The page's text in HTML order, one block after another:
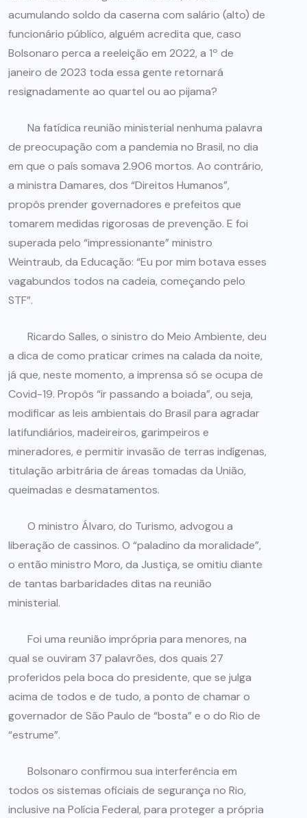
acumulando soldo da caserna com salário (alto) de
funcionário público, alguém acredita que, caso
Bolsonaro perca a reeleição em 2022, a 1º de
janeiro de 2023 toda essa gente retornará
resignadamente ao quartel ou ao pijama?
Na fatídica reunião ministerial nenhuma palavra
de preocupação com a pandemia no Brasil, no dia
em que o país somava 2.906 mortos. Ao contrário,
a ministra Damares, dos “Direitos Humanos”,
propôs prender governadores e prefeitos que
tomarem medidas rigorosas de prevenção. E foi
superada pelo “impressionante” ministro
Weintraub, da Educação: “Eu por mim botava esses
vagabundos todos na cadeia, começando pelo
STF”.
Ricardo Salles, o sinistro do Meio Ambiente, deu
a dica de como praticar crimes na calada da noite,
já que, neste momento, a imprensa só se ocupa de
Covid-19. Propôs “ir passando a boiada”, ou seja,
modificar as leis ambientais do Brasil para agradar
latifundiários, madeireiros, garimpeiros e
mineradores, e permitir invasão de terras indígenas,
titulação arbitrária de áreas tomadas da União,
queimadas e desmatamentos.
O ministro Álvaro, do Turismo, advogou a
liberação de cassinos. O “paladino da moralidade”,
o então ministro Moro, da Justiça, se omitiu diante
de tantas barbaridades ditas na reunião
ministerial.
Foi uma reunião imprópria para menores, na
qual se ouviram 37 palavrões, dos quais 27
proferidos pela boca do presidente, que se julga
acima de todos e de tudo, a ponto de chamar o
governador de São Paulo de “bosta” e o do Rio de
“estrume”.
Bolsonaro confirmou sua interferência em
todos os sistemas oficiais de segurança no Rio,
inclusive na Polícia Federal, para proteger a própria